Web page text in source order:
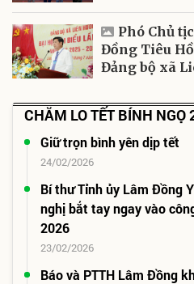
Phó Chủ
Đồng Tiêu
Đảng bộ xã
CHĂM LO TẾT BÍNH NGỌ
Giữ trọn bình yên dịp tết
24/02/2026
Bí thư Tỉnh ủy Lâm Đồng
nghị bắt tay ngay vào
2026
23/02/2026
Báo và PTTH Lâm Đồng